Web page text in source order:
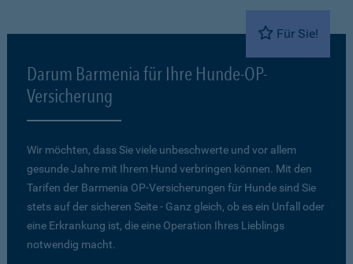
Für Sie!
Darum Barmenia für Ihre Hunde-OP-
Versicherung
Wir möchten, dass Sie viele unbeschwerte und vor allem
gesunde Jahre mit Ihrem Hund verbringen können. Mit den
Tarifen der Barmenia OP-Versicherungen für Hunde sind Sie
stets auf der sicheren Seite - Ganz gleich, ob es ein Unfall oder
eine Erkrankung ist, die eine Operation Ihres Lieblings
notwendig macht.